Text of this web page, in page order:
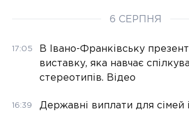
6 СЕРПНЯ
17:05
В Івано-Франківську
виставку, яка навчає
стереотипів. Відео
16:39
Державні виплати для сімей